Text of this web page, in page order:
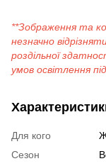
**Зображення та
незначно
роздільної
умов освітлення
Для кого
Сезон